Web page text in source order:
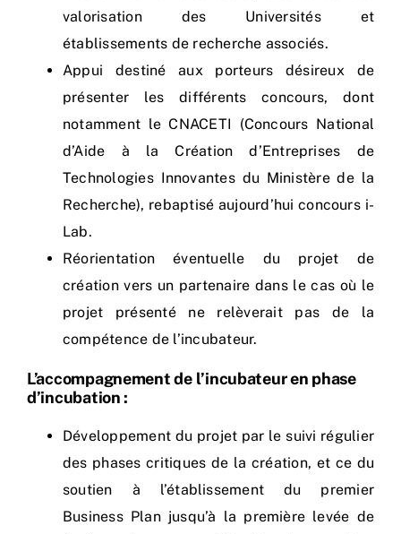
valorisation des Universités et
établissements de recherche associés.
Appui destiné aux porteurs désireux de
présenter les différents concours, dont
notamment le CNACETI (Concours National
d’Aide à la Création d’Entreprises de
Technologies Innovantes du Ministère de la
Recherche), rebaptisé aujourd’hui concours i-
Lab.
Réorientation éventuelle du projet de
création vers un partenaire dans le cas où le
projet présenté ne relèverait pas de la
compétence de l’incubateur.
L’accompagnement de l’incubateur en phase
d’incubation :
Développement du projet par le suivi régulier
des phases critiques de la création, et ce du
soutien à l’établissement du premier
Business Plan jusqu’à la première levée de